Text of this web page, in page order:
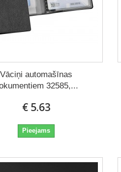
Vāciņi automašīnas
32585,...
€ 5.63
Pieejams